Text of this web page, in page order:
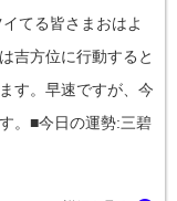
てる皆さまおはよ
吉方位に行動すると
す。早速ですが、今
。■今日の運勢:三碧